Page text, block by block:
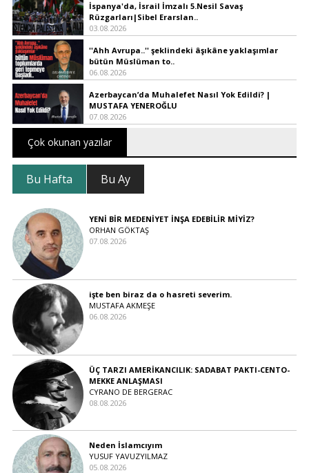
İspanya'da, İsrail İmzalı 5.Nesil Savaş
Rüzgarları|Sibel Erarslan..
03.08.2026
''Ahh Avrupa..'' şeklindeki âşıkâne yaklaşımlar
bütün Müslüman to..
06.08.2026
Azerbaycan’da Muhalefet Nasıl Yok Edildi? |
MUSTAFA YENEROĞLU
07.08.2026
Çok okunan yazılar
Bu Hafta Bu Ay
YENİ BİR MEDENİYET İNŞA EDEBİLİR MİYİZ?
ORHAN GÖKTAŞ
07.08.2026
işte ben biraz da o hasreti severim.
MUSTAFA AKMEŞE
06.08.2026
ÜÇ TARZI AMERİKANCILIK: SADABAT PAKTI-CENTO-
MEKKE ANLAŞMASI
CYRANO DE BERGERAC
08.08.2026
Neden İslamcıyım
YUSUF YAVUZYILMAZ
05.08.2026